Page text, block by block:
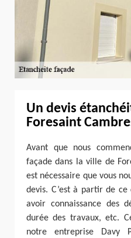
Un devis
Foresaint
Avant que nous
façade dans la ville de
est nécessaire que vous
devis. C’est à partir de ce
avoir connaissance des
durée des travaux, etc.
notre entreprise Davy